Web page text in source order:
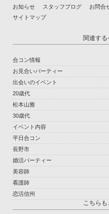
お知らせ
スタッフブログ お問合
サイトマップ
関連する
合コン情報
お見合いパーティー
出会いのイベント
20歳代
松本山雅
30歳代
イベント内容
平日合コン
長野市
婚活パーティー
美容師
看護師
恋活信州
こちら